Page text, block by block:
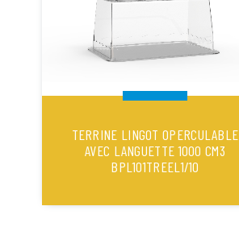
TERRINE LINGOT OPERCULABLE
AVEC LANGUETTE 1000 CM3
BPL101TREEL1/10